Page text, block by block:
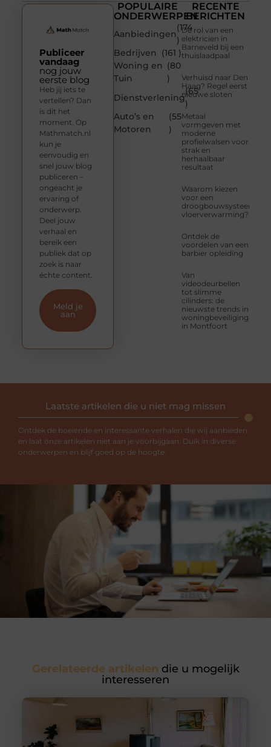
POPULAIRE
ONDERWERPEN
Aanbiedingen
(174
)
Bedrijven
(161 )
Woning en
Tuin
(80
)
Dienstverlening
(65
)
Auto’s en
Motoren
(55
)
RECENTE
BERICHTEN
De rol van een
elektricien in
Barneveld bij een
thuislaadpaal
Verhuisd naar Den
Haag? Regel eerst
nieuwe sloten
Metaal
vormgeven met
moderne
profielwalsen voor
strak en
herhaalbaar
resultaat
Waarom kiezen
voor een
droogbouwsysteem
vloerverwarming?
Ontdek de
voordelen van een
barbier opleiding
Van
videodeurbellen
tot slimme
cilinders: de
nieuwste trends in
woningbeveiliging
in Montfoort
Publiceer
vandaag
nog jouw
eerste blog
Heb jij iets te
vertellen? Dan
is dit het
moment. Op
Mathmatch.nl
kun je
eenvoudig en
snel jouw blog
publiceren –
ongeacht je
ervaring of
onderwerp.
Deel jouw
verhaal en
bereik een
publiek dat op
zoek is naar
échte content.
Meld je
aan
Laatste artikelen die u niet mag missen
Ontdek de boeiende en interessante verhalen die wij aanbieden
en laat onze artikelen niet aan je voorbijgaan. Duik in diverse
onderwerpen en blijf goed op de hoogte.
Gerelateerde artikelen die u mogelijk
interesseren